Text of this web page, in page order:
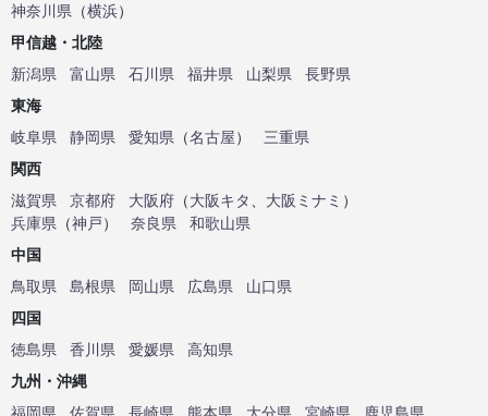
神奈川県 （横浜）
甲信越・北陸
新潟県
富山県 石川県 福井県 山梨県
長野県
東海
岐阜県
静岡県 愛知県 （名古屋）
三重県
関西
滋賀県
京都府 大阪府 （大阪キタ 大阪ミナミ ）
兵庫県 （神戸） 奈良県
和歌山県
中国
鳥取県
島根県 岡山県 広島県
山口県
四国
徳島県
香川県 愛媛県
高知県
九州・沖縄
福岡県
佐賀県 長崎県 熊本県 大分県 宮崎県 鹿児島県